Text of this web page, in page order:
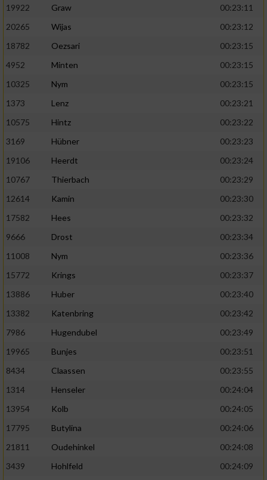
19922
Graw
00:23:11
20265
Wijas
00:23:12
18782
Oezsari
00:23:15
4952
Minten
00:23:15
10325
Nym
00:23:15
1373
Lenz
00:23:21
10575
Hintz
00:23:22
3169
Hübner
00:23:23
19106
Heerdt
00:23:24
10767
Thierbach
00:23:29
12614
Kamin
00:23:30
17582
Hees
00:23:32
9666
Drost
00:23:34
11008
Nym
00:23:36
15772
Krings
00:23:37
13886
Huber
00:23:40
13382
Katenbring
00:23:42
7986
Hugendubel
00:23:49
19965
Bunjes
00:23:51
8434
Claassen
00:23:55
1314
Henseler
00:24:04
13954
Kolb
00:24:05
17795
Butylina
00:24:06
21811
Oudehinkel
00:24:08
3439
Hohlfeld 00:24:09